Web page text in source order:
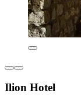
Ilion Hotel